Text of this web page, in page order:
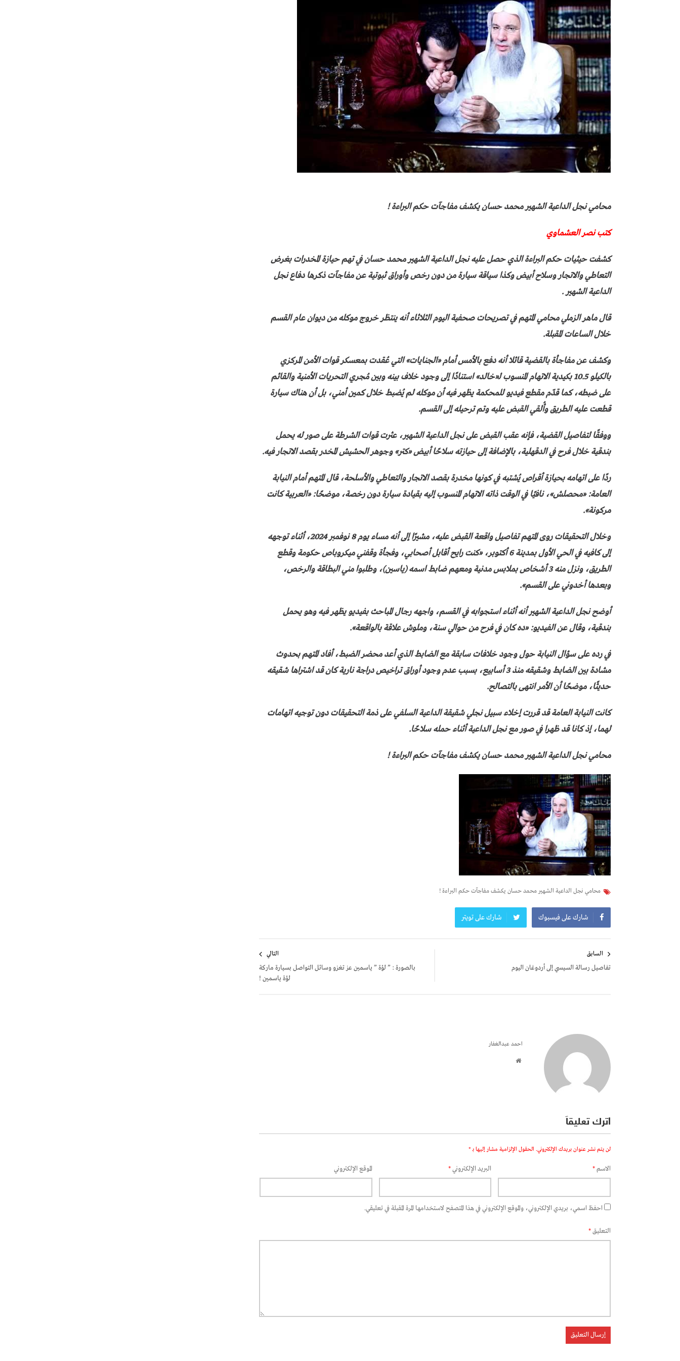
محامي نجل الداعية الشهير محمد حسان يكشف مفاجآت حكم البراءة !
كتب نصر العشماوي
كشفت حيثيات حكم البراءة الذي حصل عليه نجل الداعية الشهير محمد حسان في تهم حيازة المخدرات بغرض
التعاطي والاتجار وسلاح أبيض وكذا سياقة سيارة من دون رخص وأوراق ثبوتية عن مفاجآت ذكرها دفاع نجل
الداعية الشهير .
قال ماهر الزملي محامي المتهم في تصريحات صحفية اليوم الثلاثاء أنه ينتظر خروج موكله من ديوان عام القسم
خلال الساعات المقبلة.
وكشف عن مفاجأة بالقضية قائلا أنه دفع بالأمس أمام «الجنايات» التي عُقدت بمعسكر قوات الأمن المركزي
بالكيلو 10.5 بكيدية الاتهام المنسوب لـ«خالد» استنادًا إلى وجود خلاف بينه وبين مُجري التحريات الأمنية والقائم
على ضبطه، كما قدّم مقطع فيديو للمحكمة يظهر فيه أن موكله لم يُضبط خلال كمين أمني، بل أن هناك سيارة
قطعت عليه الطريق وأُلقي القبض عليه وتم ترحيله إلى القسم.
ووفقًا لتفاصيل القضية، فإنه عقب القبض على نجل الداعية الشهير، عثرت قوات الشرطة على صور له يحمل
بندقية خلال فرح في الدقهلية، بالإضافة إلى حيازته سلاحًا أبيض «كتر» وجوهر الحشيش المخدر بقصد الاتجار فيه.
ردًا على اتهامه بحيازة أقراص يُشتبه في كونها مخدرة بقصد الاتجار والتعاطي والأسلحة، قال المتهم أمام النيابة
العامة: «محصلش»، نافيًا في الوقت ذاته الاتهام المنسوب إليه بقيادة سيارة دون رخصة، موضحًا: «العربية كانت
مركونة».
وخلال التحقيقات روى المتهم تفاصيل واقعة القبض عليه، مشيرًا إلى أنه مساء يوم 8 نوفمبر 2024، أثناء توجهه
إلى كافيه في الحي الأول بمدينة 6 أكتوبر، «كنت رايح أقابل أصحابي، وفجأة وقفني ميكروباص حكومة وقطع
الطريق، ونزل منه 3 أشخاص بملابس مدنية ومعهم ضابط اسمه (ياسين)، وطلبوا مني البطاقة والرخص،
وبعدها أخدوني على القسم».
أوضح نجل الداعية الشهير أنه أثناء استجوابه في القسم، واجهه رجال المباحث بفيديو يظهر فيه وهو يحمل
بندقية، وقال عن الفيديو: «ده كان في فرح من حوالي سنة، وملوش علاقة بالواقعة».
في رده على سؤال النيابة حول وجود خلافات سابقة مع الضابط الذي أعد محضر الضبط، أفاد المتهم بحدوث
مشادة بين الضابط وشقيقه منذ 3 أسابيع، بسبب عدم وجود أوراق تراخيص دراجة نارية كان قد اشتراها شقيقه
حديثًا، موضحًا أن الأمر انتهى بالتصالح.
كانت النيابة العامة قد قررت إخلاء سبيل نجلي شقيقة الداعية السلفي على ذمة التحقيقات دون توجيه اتهامات
لهما، إذ كانا قد ظهرا في صور مع نجل الداعية أثناء حمله سلاحًا.
محامي نجل الداعية الشهير محمد حسان يكشف مفاجآت حكم البراءة !
محامي نجل الداعية الشهير محمد حسان يكشف مفاجآت حكم البراءة !
شارك على فيسبوك شارك على تويتر
المقالات
السابق
تفاصيل رسالة السيسي إلى أردوغان اليوم
التالي
بالصورة : ” لؤة ” ياسمين عز تغزو وسائل التواصل بسيارة ماركة
لؤة ياسمين !
احمد عبدالغفار
اترك تعليقاً
لن يتم نشر عنوان بريدك الإلكتروني. الحقول الإلزامية مشار إليها بـ *
الاسم* البريد الإلكتروني* الموقع الإلكتروني
احفظ اسمي، بريدي الإلكتروني، والموقع الإلكتروني في هذا المتصفح لاستخدامها المرة المقبلة في تعليقي.
التعليق*